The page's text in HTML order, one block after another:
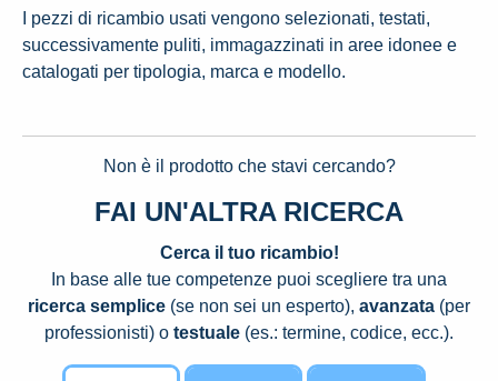
I pezzi di ricambio usati vengono selezionati, testati,
successivamente puliti, immagazzinati in aree idonee e
catalogati per tipologia, marca e modello.
Non è il prodotto che stavi cercando?
FAI UN'ALTRA RICERCA
Cerca il tuo ricambio!
In base alle tue competenze puoi scegliere tra una
ricerca semplice (se non sei un esperto), avanzata (per
professionisti) o testuale (es.: termine, codice, ecc.).